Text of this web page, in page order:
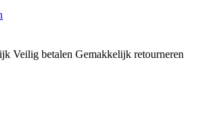
Veilig betalen Gemakkelijk retourneren